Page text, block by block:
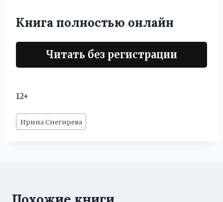
Книга полностью онлайн
Читать без регистрации
12+
Метки
записи:
Ирина Снегирева